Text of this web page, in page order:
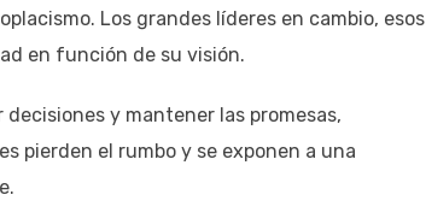
Los grandes líderes en cambio, esos
en función de su visión.
y mantener las promesas,
pierden el rumbo y se exponen a una